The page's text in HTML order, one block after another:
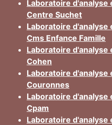
Laboratoire d'analyse
Centre Suchet
Laboratoire d'analyse
Cms Enfance Famille
Laboratoire d'analyse
Cohen
Laboratoire d'analyse
Couronnes
Laboratoire d'analyse
Cpam
Laboratoire d'analyse